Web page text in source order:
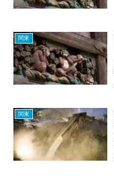
関東
関東